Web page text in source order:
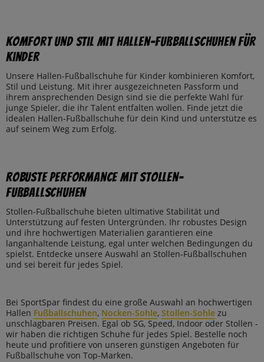
Komfort und Stil mit Hallen-Fußballschuhen für
Kinder
Unsere Hallen-Fußballschuhe für Kinder kombinieren Komfort,
Stil und Leistung. Mit ihrer ausgezeichneten Passform und
ihrem ansprechenden Design sind sie die perfekte Wahl für
junge Spieler, die ihr Talent entfalten wollen. Finde jetzt die
idealen Hallen-Fußballschuhe für dein Kind und unterstütze es
auf seinem Weg zum Erfolg.
Robuste Performance mit Stollen-
Fußballschuhen
Stollen-Fußballschuhe bieten ultimative Stabilität und
Unterstützung auf festen Untergründen. Ihr robustes Design
und ihre hochwertigen Materialien garantieren eine
langanhaltende Leistung, egal unter welchen Bedingungen du
spielst. Entdecke unsere Auswahl an Stollen-Fußballschuhen
und sei bereit für jedes Spiel.
Bei SportSpar findest du eine große Auswahl an hochwertigen
Hallen Fußballschuhen, Nocken-Sohle, Stollen-Sohle zu
unschlagbaren Preisen. Egal ob SG, Speed, Indoor oder Stollen -
wir haben die richtigen Schuhe für jedes Spiel. Bestelle noch
heute und profitiere von unseren günstigen Angeboten für
Fußballschuhe von Top-Marken.